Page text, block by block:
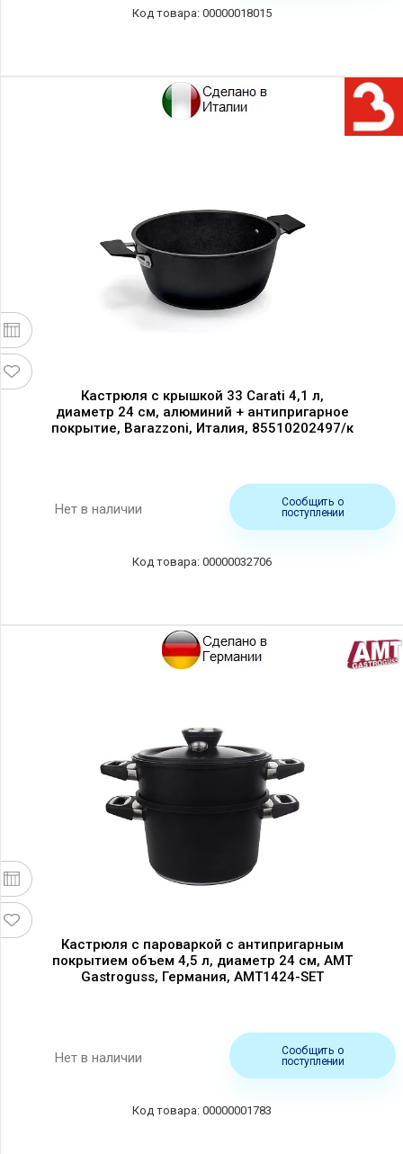
00000018015
Кастрюля с крышкой 33 Carati 4,1 л,
диаметр 24 см, алюминий + антипригарное
покрытие, Barazzoni, Италия, 85510202497/к
Нет в наличии
Сообщить о
поступлении
00000032706
Кастрюля с пароваркой с антипригарным
покрытием объем 4,5 л, диаметр 24 см, AMT
Gastroguss, Германия, AMT1424-SET
Нет в наличии
Сообщить о
поступлении
00000001783